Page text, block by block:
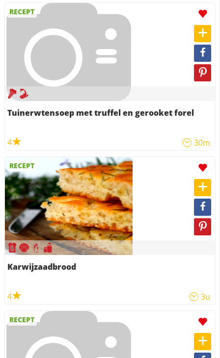
RECEPT
Tuinerwtensoep met truffel en gerooket forel
4 30m
RECEPT
Karwijzaadbrood
4 3u
RECEPT